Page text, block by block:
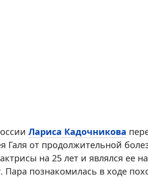
Лариса Кадочникова
Галя от продолжительной
на 25 лет и являлся ее
Пара познакомилась в ходе